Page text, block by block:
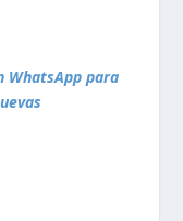
WhatsApp para